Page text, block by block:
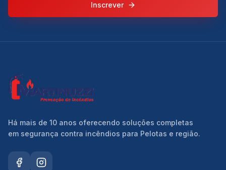
Inscrever
Há mais de 10 anos oferecendo soluções completas
em segurança contra incêndios para Pelotas e região.